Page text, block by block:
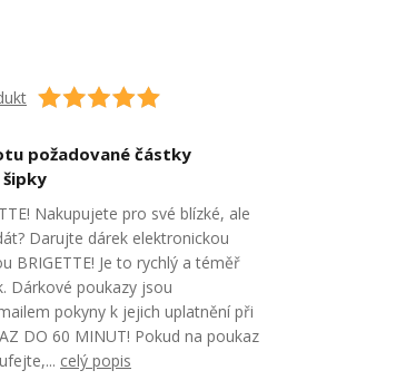
požadované částky
Nakupujete pro své blízké, ​​ale
Darujte dárek elektronickou
BRIGETTE! Je to rychlý a téměř
Dárkové poukazy jsou
pokyny k jejich uplatnění při
DO 60 MINUT! Pokud na poukaz
celý popis